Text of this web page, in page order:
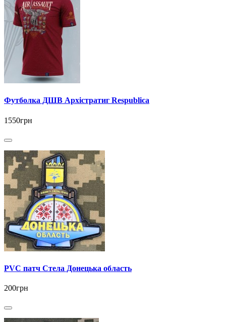
Футболка ДШВ Архістратиг Respublica
1550грн
PVC патч Стела Донецька область
200грн